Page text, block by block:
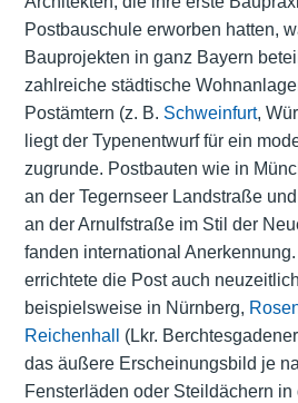
Postbauschule erworben hatten,
Bauprojekten in ganz Bayern
zahlreiche städtische
Postämtern (z. B. Schweinfurt,
liegt der Typenentwurf für ein
zugrunde. Postbauten wie in
an der Tegernseer Landstraße
an der Arnulfstraße im Stil der
fanden international
errichtete die Post auch
beispielsweise in Nürnberg,
Reichenhall
(Lkr.
das äußere Erscheinungsbild je
Fensterläden oder Steildächern